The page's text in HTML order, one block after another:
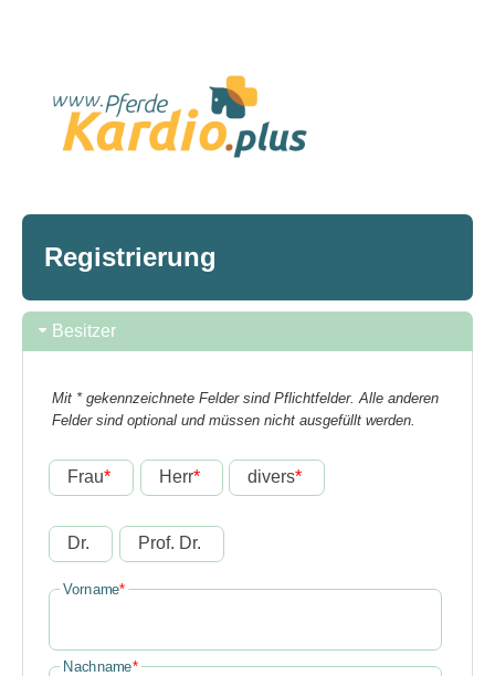
Registrierung
Besitzer
Mit * gekennzeichnete Felder sind Pflichtfelder. Alle anderen
Felder sind optional und müssen nicht ausgefüllt werden.
Frau* Herr* divers*
Dr. Prof. Dr.
Vorname*
Nachname*